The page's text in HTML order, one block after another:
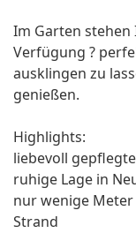
Im Garten
Verfügung ?
ausklingen zu
genießen.
Highlights:
liebevoll
ruhige Lage in
nur wenige
Strand